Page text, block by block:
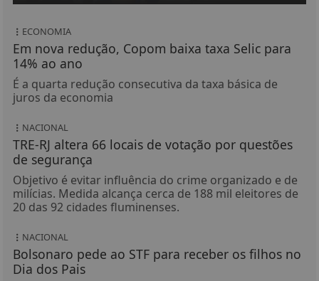
ECONOMIA
Em nova redução, Copom baixa taxa Selic para
14% ao ano
É a quarta redução consecutiva da taxa básica de
juros da economia
NACIONAL
TRE-RJ altera 66 locais de votação por questões
de segurança
Objetivo é evitar influência do crime organizado e de
milícias. Medida alcança cerca de 188 mil eleitores de
20 das 92 cidades fluminenses.
NACIONAL
Bolsonaro pede ao STF para receber os filhos no
Dia dos Pais